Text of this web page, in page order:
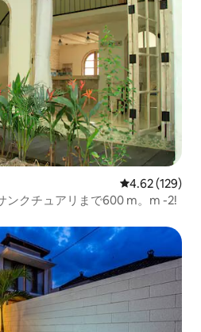
レビュー129
4.62 (129)
ンクチュアリまで600 m。m -2!